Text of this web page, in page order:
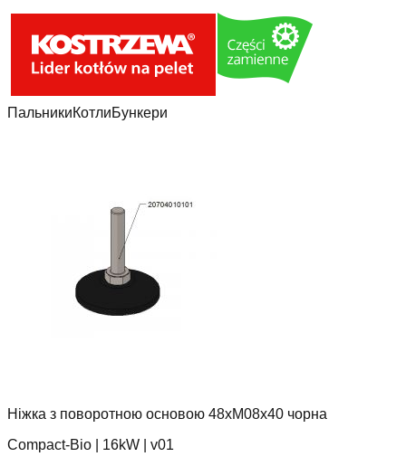
ПальникиКотлиБункери
Ніжка з поворотною основою 48xM08x40 чорна
Compact-Bio
16kW
v01